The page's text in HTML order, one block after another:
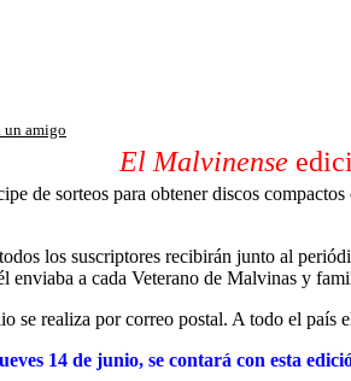
amigo
El Malvinense
de sorteos para obtener discos
los suscriptores recibirán junto al
enviaba a cada Veterano de Malvinas y
se realiza por correo postal. A todo el país
14 de junio, se contará con esta